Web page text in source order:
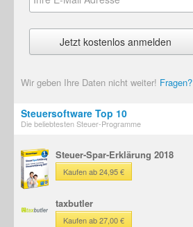
Wir geben Ihre Daten nicht weiter! Fragen?
Steuersoftware Top 10
Die beliebtesten Steuer-Programme
Steuer-Spar-Erklärung 2018
Kaufen ab 24,95 €
taxbutler
Kaufen ab 27,00 €